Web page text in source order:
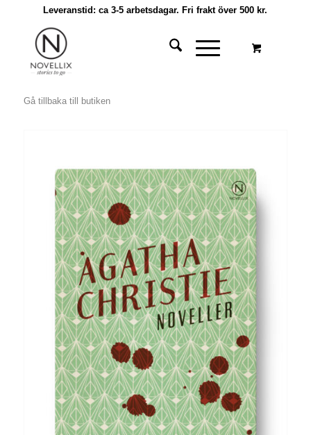
Leveranstid: ca 3-5 arbetsdagar. Fri frakt över 500 kr.
Gå tillbaka till butiken